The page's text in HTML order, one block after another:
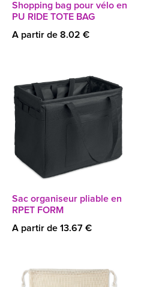
Shopping bag pour vélo en
PU RIDE TOTE BAG
A partir de 8.02 €
Sac organiseur pliable en
RPET FORM
A partir de 13.67 €